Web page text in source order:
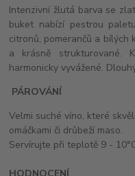
Intenzivní žlutá barva se
buket nabízí pestrou
citronů, pomerančů a bílých
a krásně strukturované.
harmonicky vyvážené.
PÁROVÁNÍ
Velmi suché víno, které
omáčkami či drůbeží maso.
Servírujte při teplotě 9 -